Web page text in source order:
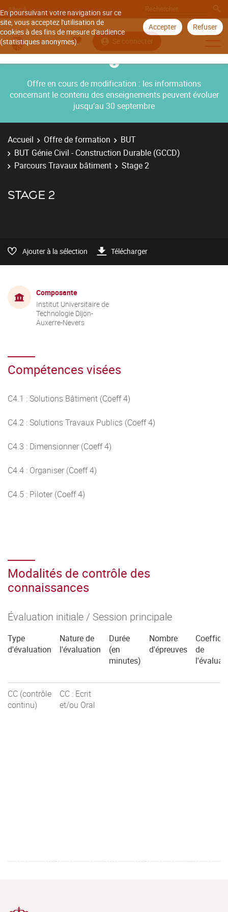
En poursuivant votre navigation sur ce
site, vous acceptez l'utilisation de
cookies à des fins de mesure d'audience
(statistiques anonymes).
Accepter Refuser
Aller à
Se connecter
Offre en cours de modification : les informations
concernant le contenu des enseignements peuvent évoluer
jusqu’au 30 septembre
Accueil Offre de formation
BUT
BUT Génie Civil - Construction Durable (GCCD)
Parcours Travaux bâtiment
Stage 2
STAGE 2
Ajouter à la sélection Télécharger
Composante
Institut Universitaire de
Technologie Dijon-
Auxerre-Nevers
Compétences visées
C4.1 : Solutions Bâtiment (Coeff 4)
C4.2 : Solutions Travaux Publics (Coeff 4)
C4.3 : Dimensionner (Coeff 4)
C4.4 : Organiser (Coeff 4)
C4.5 : Piloter (Coeff 4)
Modalités de contrôle des
connaissances
Évaluation initiale / Session principale
Type
d'évaluation
Nature de
l'évaluation
Durée
(en
minutes)
Nombre
d'épreuves
de
CC (contrôle
continu)
CC : Ecrit
et/ou Oral